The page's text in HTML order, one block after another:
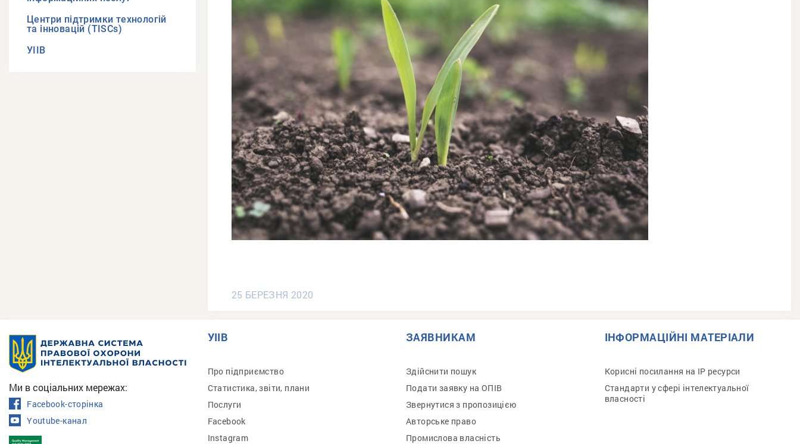
Центри підтримки технологій
та інновацій (TISCs)
УІІВ
25 БЕРЕЗНЯ 2020
Ми в соціальних мережах:
Facebook-сторінка
Youtube-канал
УІІВ
Про підприємство
Статистика, звіти, плани
Послуги
Facebook
Instagram
ЗАЯВНИКАМ
Здійснити пошук
Подати заявку на ОПІВ
Звернутися з пропозицією
Авторське право
Промислова власність
ІНФОРМАЦІЙНІ МАТЕРІАЛИ
Корисні посилання на IP ресурси
Стандарти у сфері інтелектуальної
власності